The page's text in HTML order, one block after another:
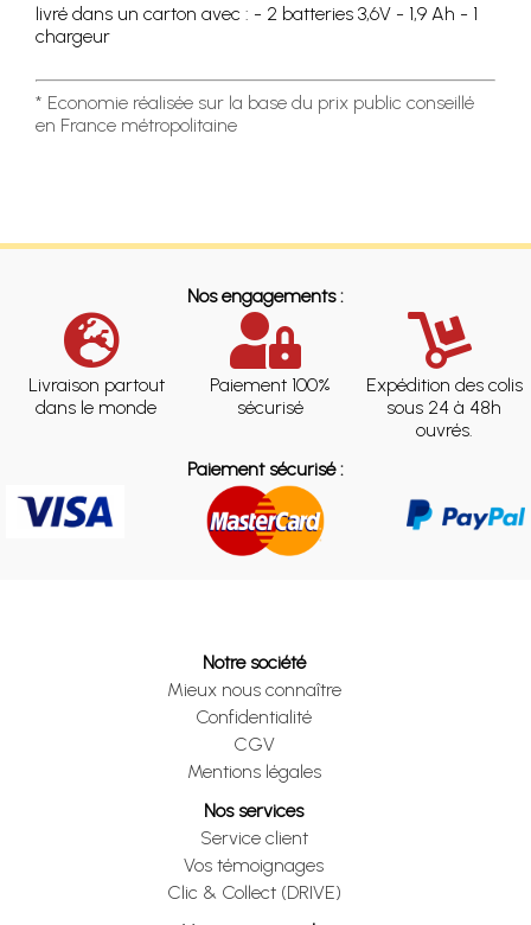
livré dans un carton avec : - 2 batteries 3,6V - 1,9 Ah - 1
chargeur
* Economie réalisée sur la base du prix public conseillé
en France métropolitaine
Nos engagements :
Livraison partout
dans le monde
Paiement 100%
sécurisé
Expédition des colis
sous 24 à 48h
ouvrés.
Paiement sécurisé :
Notre société
Mieux nous connaître
Confidentialité
CGV
Mentions légales
Nos services
Service client
Vos témoignages
Clic & Collect (DRIVE)